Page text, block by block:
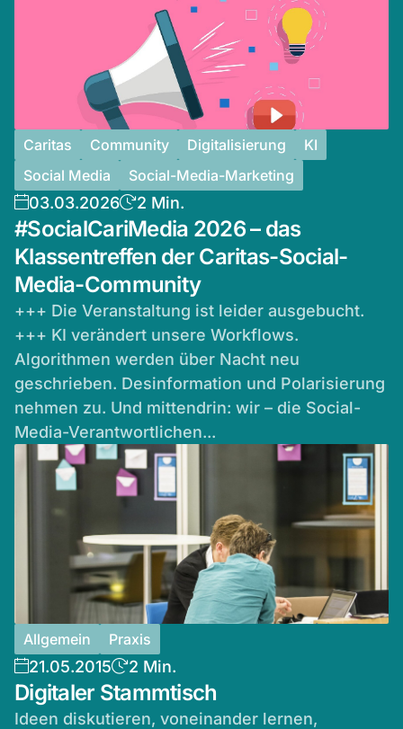
Caritas Community Digitalisierung
KI
Social Media
Social-Media-Marketing
03.03.2026 2 Min.
#SocialCariMedia 2026 – das
Klassentreffen der Caritas-Social-
Media-Community
+++ Die Veranstaltung ist leider ausgebucht.
+++ KI verändert unsere Workflows.
Algorithmen werden über Nacht neu
geschrieben. Desinformation und Polarisierung
nehmen zu. Und mittendrin: wir – die Social-
Media-Verantwortlichen...
Allgemein Praxis
21.05.2015 2 Min.
Digitaler Stammtisch
Ideen diskutieren, voneinander lernen,